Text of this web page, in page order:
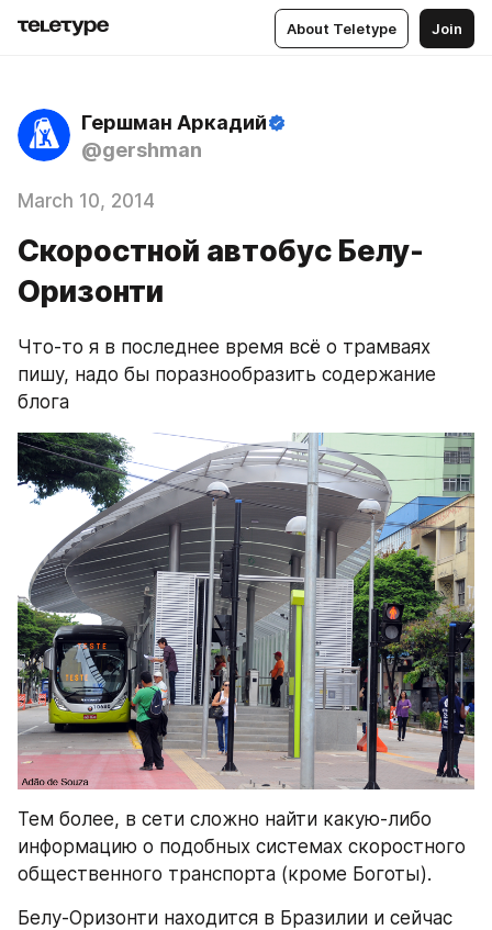
About Teletype Join
Гершман Аркадий
@gershman
March 10, 2014
Скоростной автобус Белу-
Оризонти
Что-то я в последнее время всё о трамваях
пишу, надо бы поразнообразить содержание
блога
Тем более, в сети сложно найти какую-либо
информацию о подобных системах скоростного
общественного транспорта (кроме Боготы).
Белу-Оризонти находится в Бразилии и сейчас